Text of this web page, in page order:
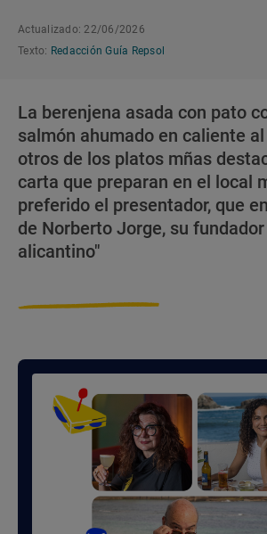
Actualizado: 22/06/2026
Texto: Redacción Guía Repsol
La berenjena asada con pato
salmón ahumado en caliente
otros de los platos mñas
carta que preparan en el local
preferido el presentador, que
de Norberto Jorge, su
alicantino"